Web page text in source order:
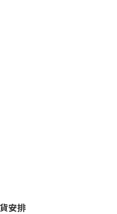
安排